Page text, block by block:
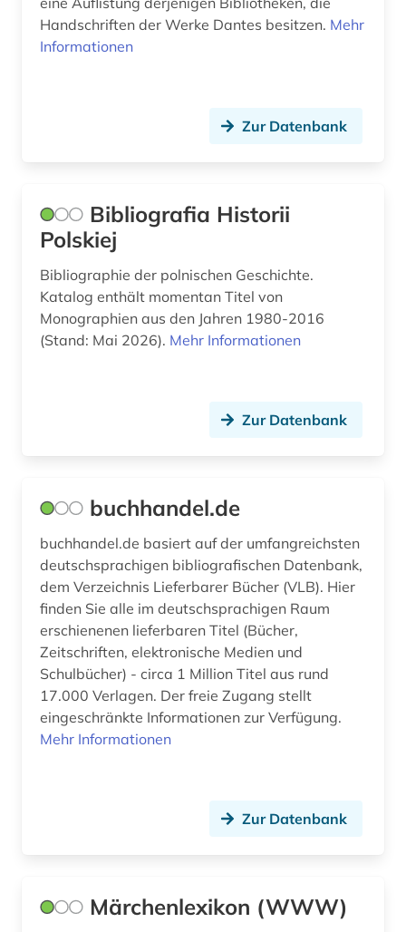
hispanos (1)
humanismus (2)
naturwissenschaftler; forschungsreisender;
hydrologie (1)
indianer (1)
industrie (1)
industriedesign (1)
informatik (3)
informations- und
dokumentationswissenschaft (3)
innenarchitektur (1)
Handschriften der Werke Dantes besitzen. Mehr
Informationen
Zur Datenbank
Bibliografia Historii
Polskiej
Bibliographie der polnischen Geschichte.
Katalog enthält momentan Titel von
Monographien aus den Jahren 1980-2016
(Stand: Mai 2026). Mehr Informationen
Zur Datenbank
buchhandel.de
buchhandel.de basiert auf der umfangreichsten
deutschsprachigen bibliografischen Datenbank,
dem Verzeichnis Lieferbarer Bücher (VLB). Hier
finden Sie alle im deutschsprachigen Raum
erschienenen lieferbaren Titel (Bücher,
Zeitschriften, elektronische Medien und
Schulbücher) - circa 1 Million Titel aus rund
17.000 Verlagen. Der freie Zugang stellt
eingeschränkte Informationen zur Verfügung.
Mehr Informationen
Zur Datenbank
Märchenlexikon (WWW)